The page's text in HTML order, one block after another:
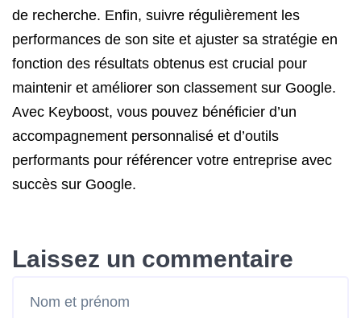
de recherche. Enfin, suivre régulièrement les
performances de son site et ajuster sa stratégie en
fonction des résultats obtenus est crucial pour
maintenir et améliorer son classement sur Google.
Avec Keyboost, vous pouvez bénéficier d’un
accompagnement personnalisé et d’outils
performants pour référencer votre entreprise avec
succès sur Google.
Laissez un commentaire